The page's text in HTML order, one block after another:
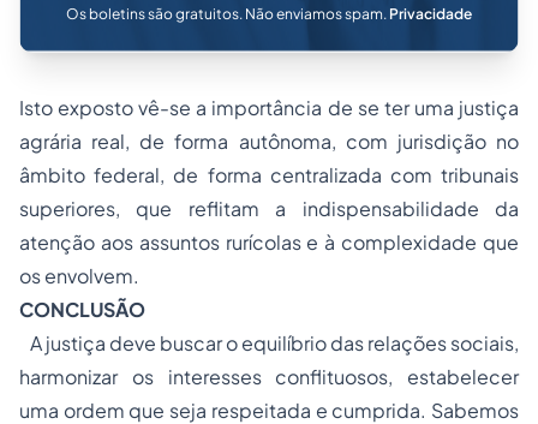
Os boletins são gratuitos. Não enviamos spam. Privacidade
Isto exposto vê-se a importância de se ter uma justiça
agrária real, de forma autônoma, com jurisdição no
âmbito federal, de forma centralizada com tribunais
superiores, que reflitam a indispensabilidade da
atenção aos assuntos rurícolas e à complexidade que
os envolvem.
CONCLUSÃO
A justiça deve buscar o equilíbrio das relações sociais,
harmonizar os interesses conflituosos, estabelecer
uma ordem que seja respeitada e cumprida. Sabemos